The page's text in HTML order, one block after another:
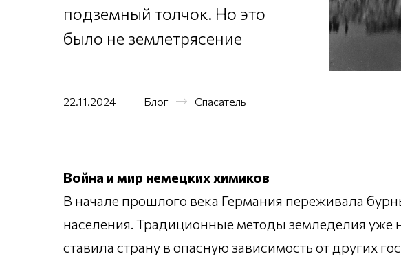
подземный толчок. Но это
было не землетрясение
22.11.2024 Блог Спасатель
Война и мир немецких химиков
В начале прошлого века Германия переживала
населения. Традиционные методы земледелия уже
ставила страну в опасную зависимость от других